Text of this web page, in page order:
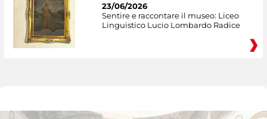
23/06/2026
Sentire e raccontare il museo: Liceo
Linguistico Lucio Lombardo Radice